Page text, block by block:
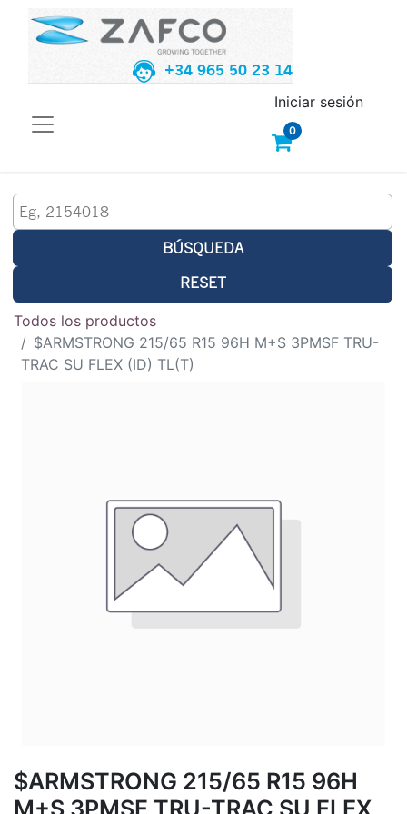
+34 965 50 23 14
0
Iniciar sesión
BÚSQUEDA
RESET
Todos los productos
$ARMSTRONG 215/65 R15 96H M+S 3PMSF TRU-
TRAC SU FLEX (ID) TL(T)
$ARMSTRONG 215/65 R15 96H
M+S 3PMSF TRU-TRAC SU FLEX